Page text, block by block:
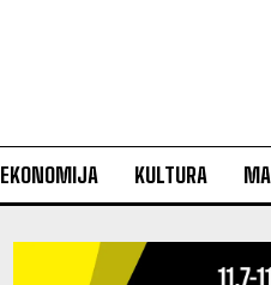
EKONOMIJA KULTURA